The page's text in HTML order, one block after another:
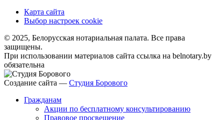
Карта сайта
Выбор настроек cookie
© 2025, Белорусская нотариальная палата. Все права
защищены.
При использовании материалов сайта ссылка на belnotary.by
обязательна
Создание сайта — Студия Борового
Гражданам
Акции по бесплатному консультированию
Правовое просвещение